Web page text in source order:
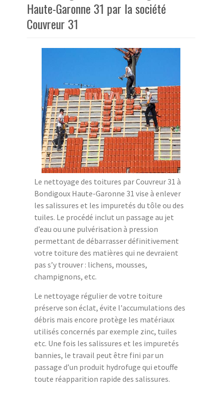
Haute-Garonne 31 par la société
Couvreur 31
Le nettoyage des toitures par Couvreur 31 à
Bondigoux Haute-Garonne 31 vise à enlever
les salissures et les impuretés du tôle ou des
tuiles. Le procédé inclut un passage au jet
d’eau ou une pulvérisation à pression
permettant de débarrasser définitivement
votre toiture des matières qui ne devraient
pas s’y trouver : lichens, mousses,
champignons, etc.
Le nettoyage régulier de votre toiture
préserve son éclat, évite l'accumulations des
débris mais encore protège les matériaux
utilisés concernés par exemple zinc, tuiles
etc. Une fois les salissures et les impuretés
bannies, le travail peut être fini par un
passage d’un produit hydrofuge qui etouffe
toute réapparition rapide des salissures.